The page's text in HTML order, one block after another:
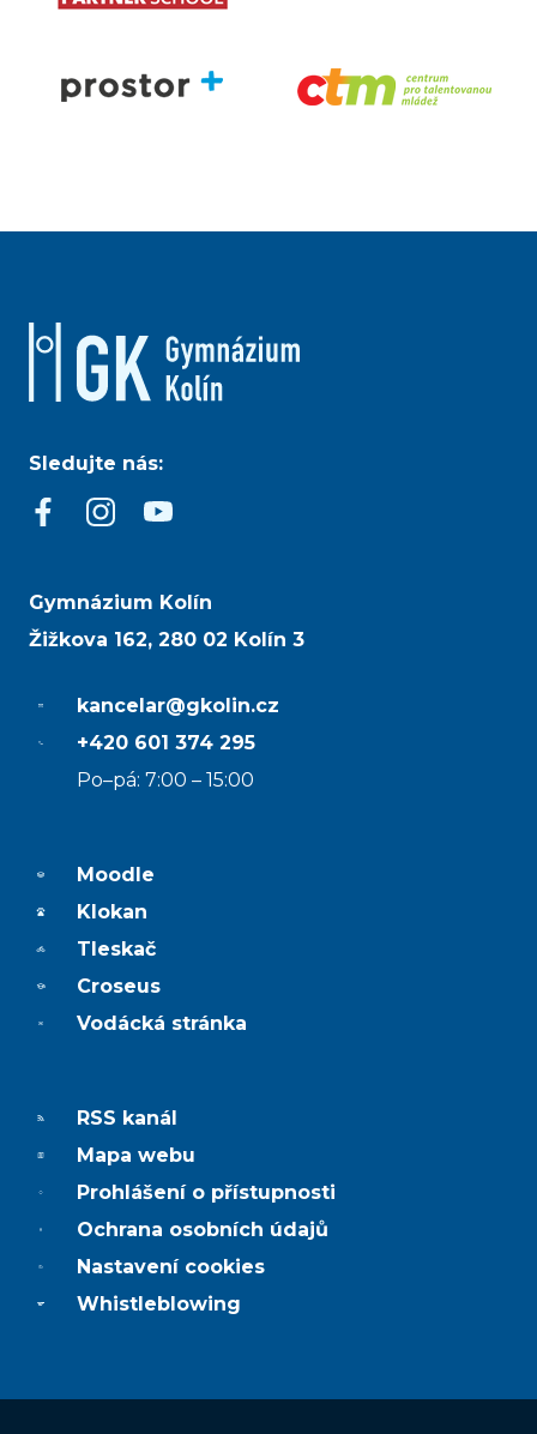
Sledujte nás:
Gymnázium Kolín
Žižkova 162, 280 02 Kolín 3
kancelar@gkolin.cz
+420 601 374 295
Po–pá: 7:00 – 15:00
Moodle
Klokan
Tleskač
Croseus
Vodácká stránka
RSS kanál
Mapa webu
Prohlášení o přístupnosti
Ochrana osobních údajů
Nastavení cookies
Whistleblowing